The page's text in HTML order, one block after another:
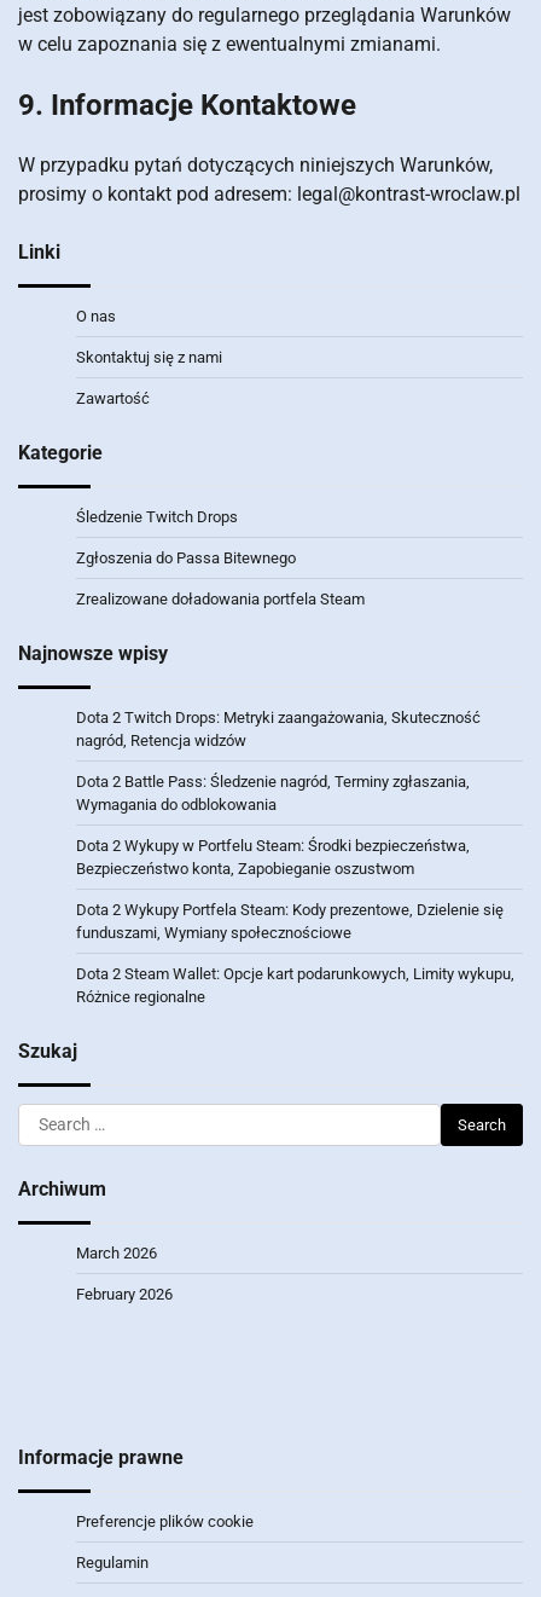
jest zobowiązany do regularnego przeglądania Warunków
w celu zapoznania się z ewentualnymi zmianami.
9. Informacje Kontaktowe
W przypadku pytań dotyczących niniejszych Warunków,
prosimy o kontakt pod adresem: legal@kontrast-wroclaw.pl
Linki
O nas
Skontaktuj się z nami
Zawartość
Kategorie
Śledzenie Twitch Drops
Zgłoszenia do Passa Bitewnego
Zrealizowane doładowania portfela Steam
Najnowsze wpisy
Dota 2 Twitch Drops: Metryki zaangażowania, Skuteczność
nagród, Retencja widzów
Dota 2 Battle Pass: Śledzenie nagród, Terminy zgłaszania,
Wymagania do odblokowania
Dota 2 Wykupy w Portfelu Steam: Środki bezpieczeństwa,
Bezpieczeństwo konta, Zapobieganie oszustwom
Dota 2 Wykupy Portfela Steam: Kody prezentowe, Dzielenie się
funduszami, Wymiany społecznościowe
Dota 2 Steam Wallet: Opcje kart podarunkowych, Limity wykupu,
Różnice regionalne
Szukaj
Search
for:
Archiwum
March 2026
February 2026
Informacje prawne
Preferencje plików cookie
Regulamin